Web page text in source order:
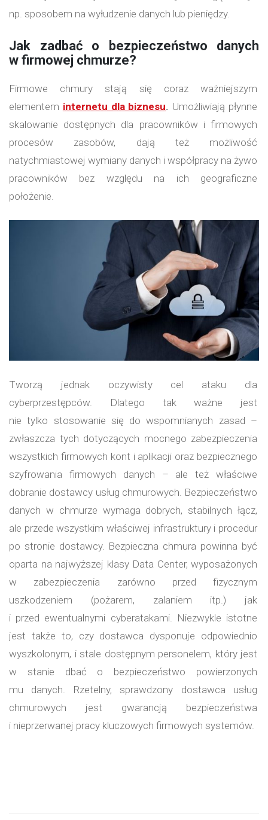
np. sposobem na wyłudzenie danych lub pieniędzy.
Jak zadbać o bezpieczeństwo danych
w firmowej chmurze?
Firmowe chmury stają się coraz ważniejszym
elementem internetu dla biznesu. Umożliwiają płynne
skalowanie dostępnych dla pracowników i firmowych
procesów zasobów, dają też możliwość
natychmiastowej wymiany danych i współpracy na żywo
pracowników bez względu na ich geograficzne
położenie.
Tworzą jednak oczywisty cel ataku dla
cyberprzestępców. Dlatego tak ważne jest
nie tylko stosowanie się do wspomnianych zasad –
zwłaszcza tych dotyczących mocnego zabezpieczenia
wszystkich firmowych kont i aplikacji oraz bezpiecznego
szyfrowania firmowych danych – ale też właściwe
dobranie dostawcy usług chmurowych. Bezpieczeństwo
danych w chmurze wymaga dobrych, stabilnych łącz,
ale przede wszystkim właściwej infrastruktury i procedur
po stronie dostawcy. Bezpieczna chmura powinna być
oparta na najwyższej klasy Data Center, wyposażonych
w zabezpieczenia zarówno przed fizycznym
uszkodzeniem (pożarem, zalaniem itp.) jak
i przed ewentualnymi cyberatakami. Niezwykle istotne
jest także to, czy dostawca dysponuje odpowiednio
wyszkolonym, i stale dostępnym personelem, który jest
w stanie dbać o bezpieczeństwo powierzonych
mu danych. Rzetelny, sprawdzony dostawca usług
chmurowych jest gwarancją bezpieczeństwa
i nieprzerwanej pracy kluczowych firmowych systemów.